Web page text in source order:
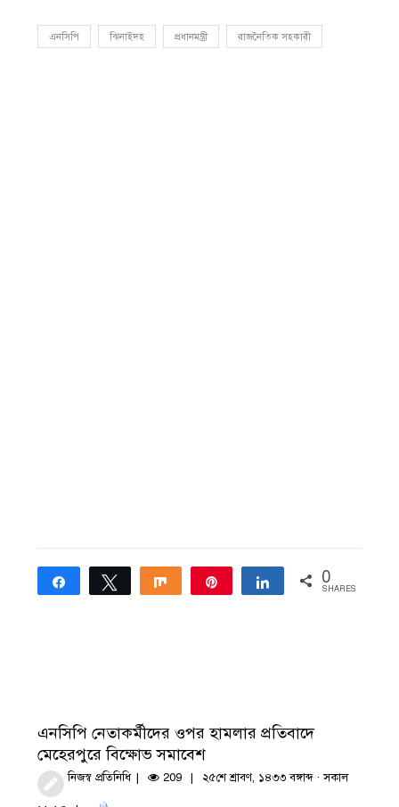
এনসিপি ঝিনাইদহ প্রধানমন্ত্রী রাজনৈতিক সহকারী
Share Tweet Share Share 0
SHARES
এনসিপি নেতাকর্মীদের ওপর হামলার প্রতিবাদে
মেহেরপুরে বিক্ষোভ সমাবেশ
নিজস্ব প্রতিনিধি 209 ২৫শে শ্রাবণ, ১৪৩৩ বঙ্গাব্দ · সকাল